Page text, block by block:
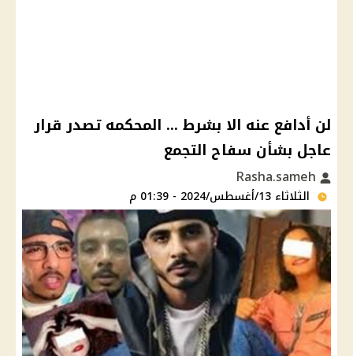
لن أدافع عنه الا بشرط ... المحكمه تصدر قرار
عاجل بشأن سفاح التجمع
الثلاثاء 13/أغسطس/2024 - 01:39 م